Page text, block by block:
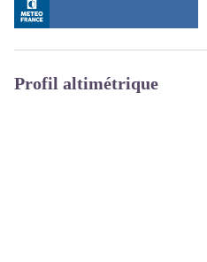
Profil altimétrique